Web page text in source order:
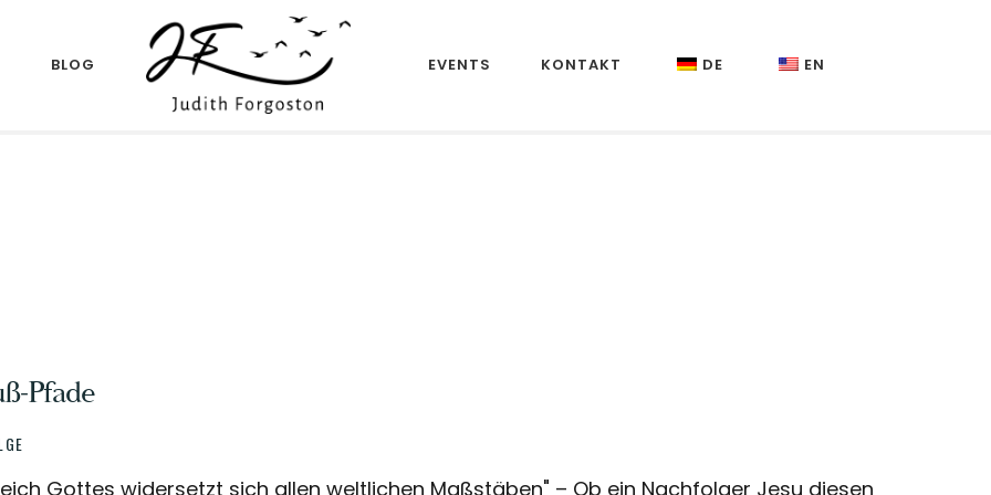
BLOG EVENTS KONTAKT DE EN
Pfade
Gottes widersetzt sich allen weltlichen Maßstäben" – Ob ein Nachfolger Jesu diesen